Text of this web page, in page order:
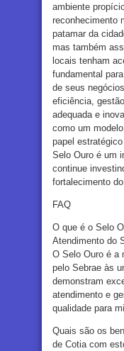
ambiente
reconhecimento
patamar da
mas também
locais tenham
fundamental
de seus
eficiência,
adequada e
como um
papel
Selo Ouro é um
continue
fortalecimento
FAQ
O que é o Selo
Atendimento do
O Selo Ouro é a
pelo Sebrae às
demonstram
atendimento e
qualidade para
Quais são os
de Cotia com